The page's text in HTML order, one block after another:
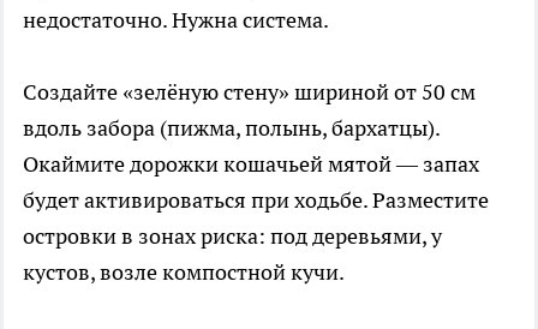
недостаточно. Нужна система.
Создайте «зелёную стену» шириной от 50 см
вдоль забора (пижма, полынь, бархатцы).
Окаймите дорожки кошачьей мятой — запах
будет активироваться при ходьбе. Разместите
островки в зонах риска: под деревьями, у
кустов, возле компостной кучи.